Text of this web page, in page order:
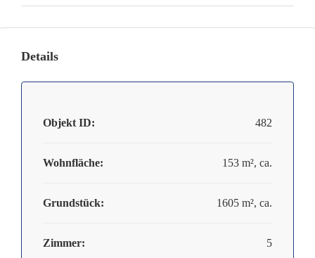
Details
Objekt ID: 482
Wohnfläche: 153 m², ca.
Grundstück: 1605 m², ca.
Zimmer: 5